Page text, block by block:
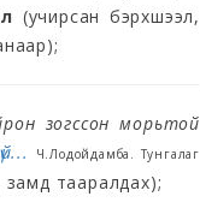
(учирсан бэрхшээл,
зогссон морьтой
Ч.Лодойдамба. Тунгалаг
тааралдах);